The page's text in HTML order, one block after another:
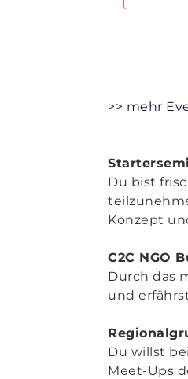
>> mehr
Du bist
Konzept
C2C NGO
Durch das
und
Du willst
Meet-Ups